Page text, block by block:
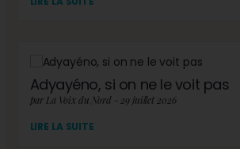
Adyayéno, si on ne le voit pas
par La Voix du Nord - 29 juillet 2026
LIRE LA SUITE